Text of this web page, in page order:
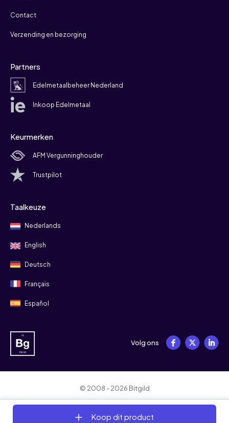
Contact
Verzending en bezorging
Partners
Edelmetaalbeheer Nederland
Inkoop Edelmetaal
Keurmerken
AFM Vergunninghouder
Trustpilot
Taalkeuze
Nederlands
English
Deutsch
Français
Español
Volg ons
© 2008 - 2026 Bitgild
Algemene voorwaarden Privacy Cookies
Koop dit product